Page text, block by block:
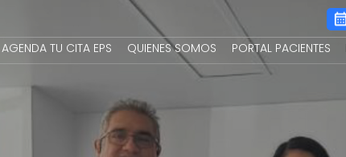
AGENDA TU CITA EPS
QUIENES SOMOS PORTAL PACIENTES